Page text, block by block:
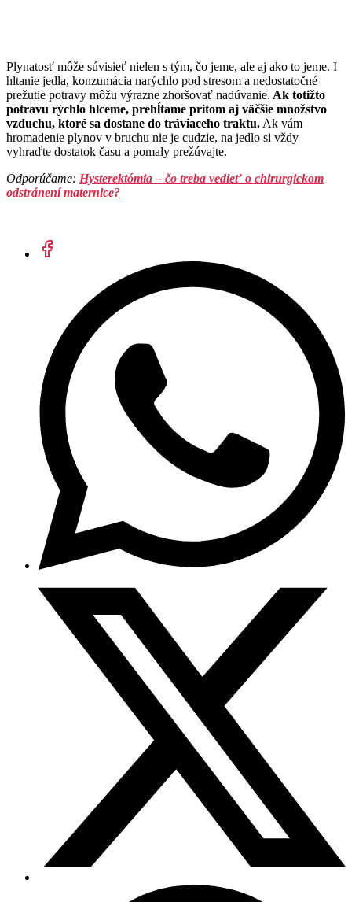
Plynatosť môže súvisieť nielen s tým, čo jeme, ale aj ako to jeme. I
hltanie jedla, konzumácia narýchlo pod stresom a nedostatočné
prežutie potravy môžu výrazne zhoršovať nadúvanie. Ak totižto
potravu rýchlo hlceme, prehĺtame pritom aj väčšie množstvo
vzduchu, ktoré sa dostane do tráviaceho traktu. Ak vám
hromadenie plynov v bruchu nie je cudzie, na jedlo si vždy
vyhraďte dostatok času a pomaly prežúvajte.
Odporúčame: ​ Hysterektómia – čo treba vedieť o chirurgickom
odstránení maternice?